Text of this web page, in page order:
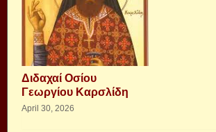
Διδαχαί Οσίου
Γεωργίου Καρσλίδη
April 30, 2026